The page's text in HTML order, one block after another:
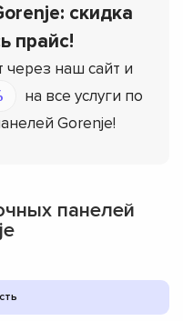
скидка
прайс!
наш сайт и
на все услуги по
Gorenje!
панелей